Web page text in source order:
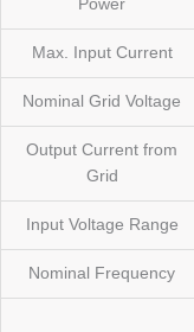
Power
Max. Input Current
Nominal Grid Voltage
Output Current from
Grid
Input Voltage Range
Nominal Frequency